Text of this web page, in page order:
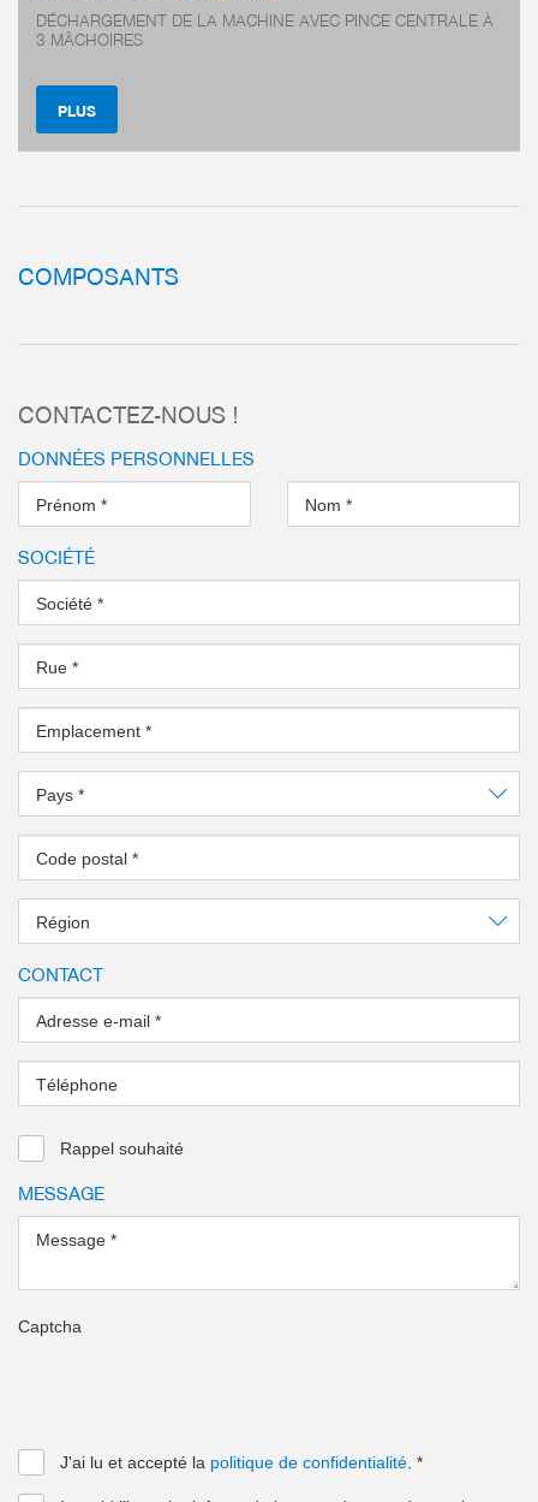
– L’alternative
DÉCHARGEMENT DE LA MACHINE AVEC PINCE CENTRALE À
3 MÂCHOIRES
PLUS
COMPOSANTS
CONTACTEZ-NOUS !
DONNÉES PERSONNELLES
Prénom * Nom *
SOCIÉTÉ
Société *
Rue *
Emplacement *
Pays *
Code postal *
Région
CONTACT
Adresse e-mail *
Téléphone
Rappel souhaité
MESSAGE
Message *
Captcha
J'ai lu et accepté la politique de confidentialité *